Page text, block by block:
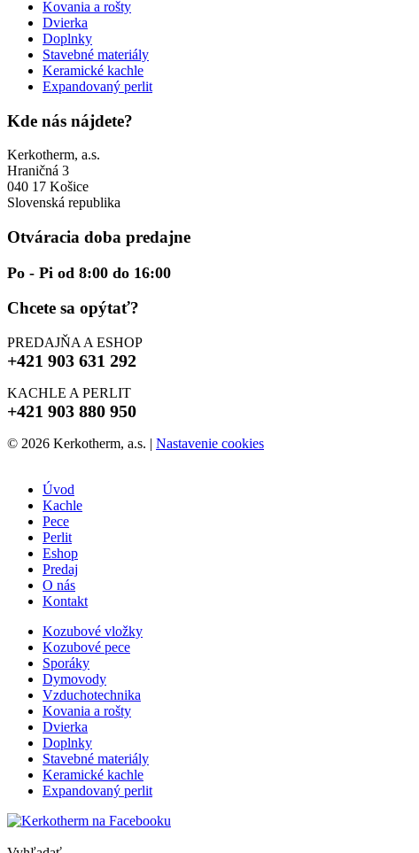
Kovania a rošty
Dvierka
Doplnky
Stavebné materiály
Keramické kachle
Expandovaný perlit
Kde nás nájdete?
Kerkotherm, a.s.
Hraničná 3
040 17 Košice
Slovenská republika
Otváracia doba predajne
Po - Pi od 8:00 do 16:00
Chcete sa opýtať?
PREDAJŇA A ESHOP
+421 903 631 292
KACHLE A PERLIT
+421 903 880 950
© 2026 Kerkotherm, a.s. | Nastavenie cookies
Úvod
Kachle
Pece
Perlit
Eshop
Predaj
O nás
Kontakt
Kozubové vložky
Kozubové pece
Sporáky
Dymovody
Vzduchotechnika
Kovania a rošty
Dvierka
Doplnky
Stavebné materiály
Keramické kachle
Expandovaný perlit